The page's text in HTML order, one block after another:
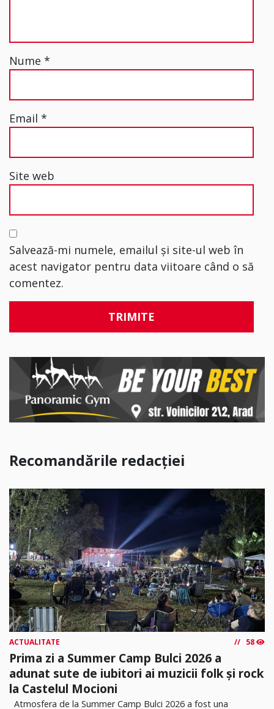
Nume *
Email *
Site web
Salvează-mi numele, emailul și site-ul web în
acest navigator pentru data viitoare când o să
comentez.
Recomandările redacției
ACTUALITATE 58
Prima zi a Summer Camp Bulci 2026 a
adunat sute de iubitori ai muzicii folk și rock
la Castelul Mocioni
Atmosfera de la Summer Camp Bulci 2026 a fost una